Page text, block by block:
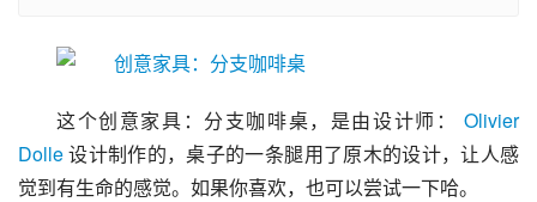
这个创意家具：分支咖啡桌，是由设计师： Olivier
Dolle 设计制作的，桌子的一条腿用了原木的设计，让人感
觉到有生命的感觉。如果你喜欢，也可以尝试一下哈。